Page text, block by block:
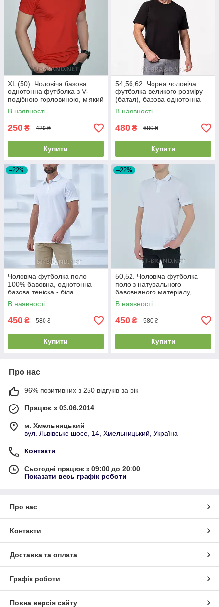
XL (50). Чоловіча базова
однотонна футболка з V-
подібною горловиною, м'який
та приємний бавовняний
матеріал - червона
В наявності
250 ₴ 420 ₴
Купити
54,56,62. Чорна чоловіча
футболка великого розміру
(батал), базова однотонна
В наявності
480 ₴ 680 ₴
Купити
–22%
Чоловіча футболка поло
100% бавовна, однотонна
базова теніска - біла
В наявності
450 ₴ 580 ₴
Купити
–22%
50,52. Чоловіча футболка
поло з натурального
бавовняного матеріалу,
теніска - біла
В наявності
450 ₴ 580 ₴
Купити
Про нас
96% позитивних з 250 відгуків за рік
Працює з 03.06.2014
м. Хмельницький
вул. Львівське шосе, 14, Хмельницький, Україна
Контакти
Сьогодні працює з 09:00 до 20:00
Показати весь графік роботи
Про нас
Контакти
Доставка та оплата
Графік роботи
Повна версія сайту